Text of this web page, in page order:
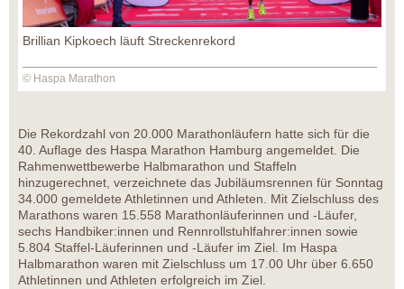
Brillian Kipkoech läuft Streckenrekord
© Haspa Marathon
Die Rekordzahl von 20.000 Marathonläufern hatte sich für die
40. Auflage des Haspa Marathon Hamburg angemeldet. Die
Rahmenwettbewerbe Halbmarathon und Staffeln
hinzugerechnet, verzeichnete das Jubiläumsrennen für Sonntag
34.000 gemeldete Athletinnen und Athleten. Mit Zielschluss des
Marathons waren 15.558 Marathonläuferinnen und -Läufer,
sechs Handbiker:innen und Rennrollstuhlfahrer:innen sowie
5.804 Staffel-Läuferinnen und -Läufer im Ziel. Im Haspa
Halbmarathon waren mit Zielschluss um 17.00 Uhr über 6.650
Athletinnen und Athleten erfolgreich im Ziel.